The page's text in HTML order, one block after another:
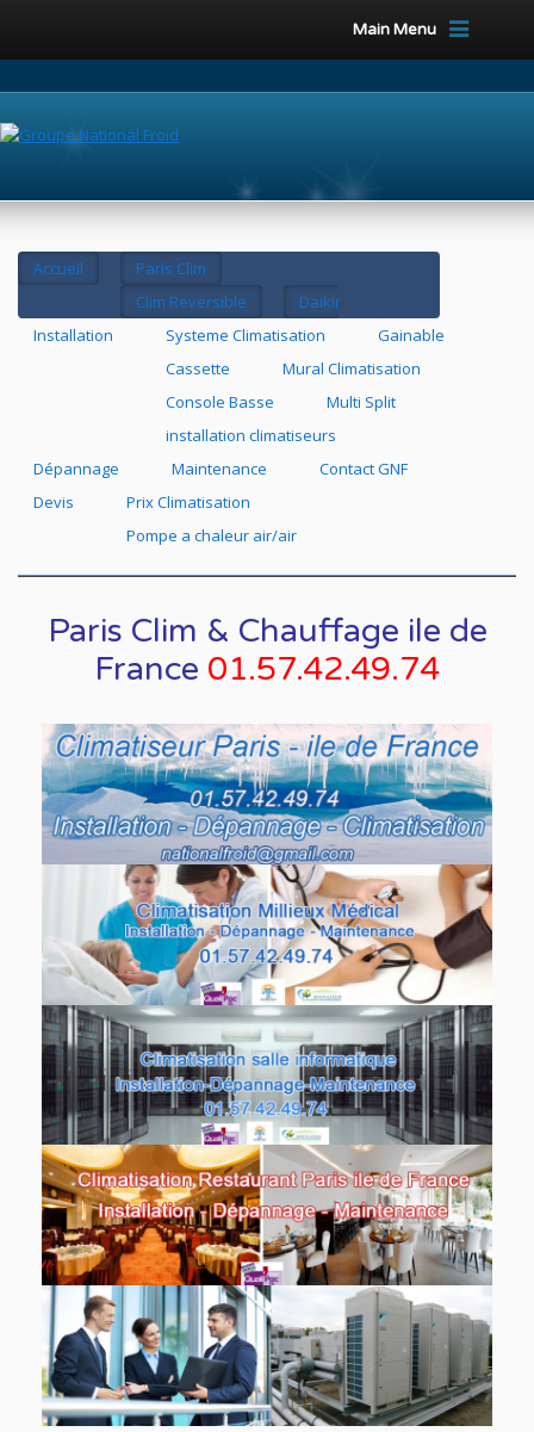
Main Menu
Accueil
Paris Clim
Clim Reversible
Daikin
Installation
Systeme Climatisation
Gainable
Cassette
Mural Climatisation
Console Basse
Multi Split
installation climatiseurs
Dépannage
Maintenance
Contact GNF
Devis
Prix Climatisation
Pompe a chaleur air/air
Paris Clim & Chauffage ile de
France 01.57.42.49.74